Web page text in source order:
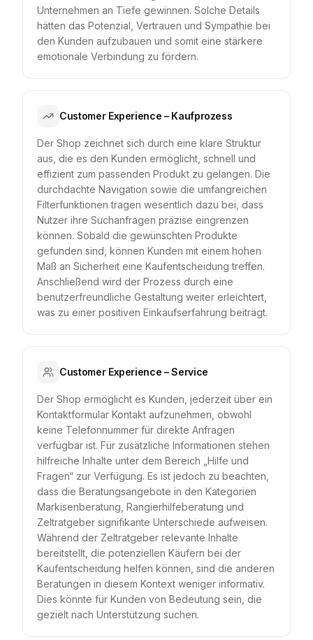
Unternehmen an Tiefe gewinnen. Solche Details
hätten das Potenzial, Vertrauen und Sympathie bei
den Kunden aufzubauen und somit eine stärkere
emotionale Verbindung zu fördern.
Customer Experience – Kaufprozess
Der Shop zeichnet sich durch eine klare Struktur
aus, die es den Kunden ermöglicht, schnell und
effizient zum passenden Produkt zu gelangen. Die
durchdachte Navigation sowie die umfangreichen
Filterfunktionen tragen wesentlich dazu bei, dass
Nutzer ihre Suchanfragen präzise eingrenzen
können. Sobald die gewünschten Produkte
gefunden sind, können Kunden mit einem hohen
Maß an Sicherheit eine Kaufentscheidung treffen.
Anschließend wird der Prozess durch eine
benutzerfreundliche Gestaltung weiter erleichtert,
was zu einer positiven Einkaufserfahrung beiträgt.
Customer Experience – Service
Der Shop ermöglicht es Kunden, jederzeit über ein
Kontaktformular Kontakt aufzunehmen, obwohl
keine Telefonnummer für direkte Anfragen
verfügbar ist. Für zusätzliche Informationen stehen
hilfreiche Inhalte unter dem Bereich „Hilfe und
Fragen“ zur Verfügung. Es ist jedoch zu beachten,
dass die Beratungsangebote in den Kategorien
Markisenberatung, Rangierhilfeberatung und
Zeltratgeber signifikante Unterschiede aufweisen.
Während der Zeltratgeber relevante Inhalte
bereitstellt, die potenziellen Käufern bei der
Kaufentscheidung helfen können, sind die anderen
Beratungen in diesem Kontext weniger informativ.
Dies könnte für Kunden von Bedeutung sein, die
gezielt nach Unterstützung suchen.